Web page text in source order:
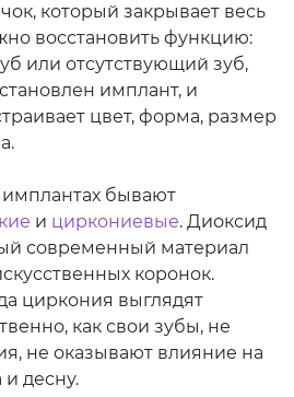
который закрывает весь
восстановить функцию:
или отсутствующий зуб,
имплант, и
цвет, форма, размер
бывают
и циркониевые. Диоксид
современный материал
коронок.
циркония выглядят
как свои зубы, не
не оказывают влияние на
и десну.